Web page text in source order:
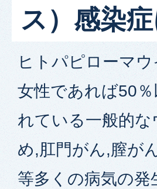
ス）感染
ヒトパピローマ
女性であれば50
れている一般的
め,肛門がん,膣が
等多くの病気の